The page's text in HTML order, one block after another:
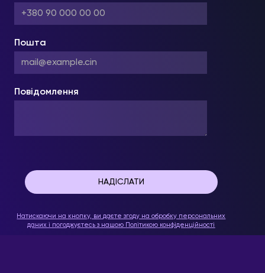
Пошта
Повідомлення
Натискаючи на кнопку, ви даєте згоду на обробку персональних
даних і погоджуєтесь з нашою Політикою конфіденційності